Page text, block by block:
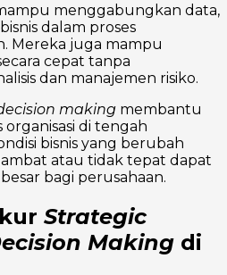
menggabungkan data,
dalam proses
Mereka juga mampu
cepat tanpa
dan manajemen risiko.
making membantu
organisasi di tengah
bisnis yang berubah
atau tidak tepat dapat
bagi perusahaan.
Strategic
Making di